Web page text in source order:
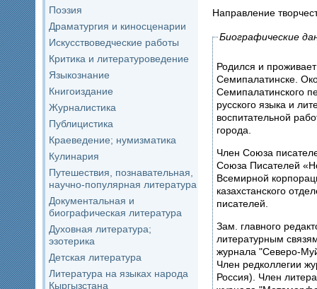
Поэзия
Драматургия и киносценарии
Искусствоведческие работы
Критика и литературоведение
Языкознание
Книгоиздание
Журналистика
Публицистика
Краеведение; нумизматика
Кулинария
Путешествия, познавательная,
научно-популярная литература
Документальная и
биографическая литература
Духовная литература;
эзотерика
Детская литература
Литература на языках народа
Кыргызстана
Направление
Биографические
Родился и проживает
Семипалатинске.
Семипалатинского
русского языка и
воспитательной
города.
Член Союза
Союза Писателей
Всемирной
казахстанского
писателей.
Зам. главного
литературным
журнала "Северо-
Член редколлегии
Россия). Член